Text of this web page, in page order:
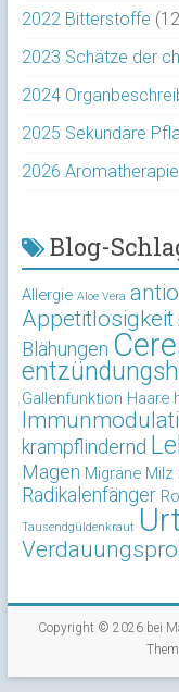
2022 Bitterstoffe
2023 Schätze der
2024
2025 Sekundäre
2026
Blog-
Allergie Aloe Vera
Appetitlosigkeit
Blähungen
Gallenfunktion Haare
krampflindernd
Magen Migräne Milz
Radikalenfänger
Tausendgüldenkraut
Copyright © 2026 bei